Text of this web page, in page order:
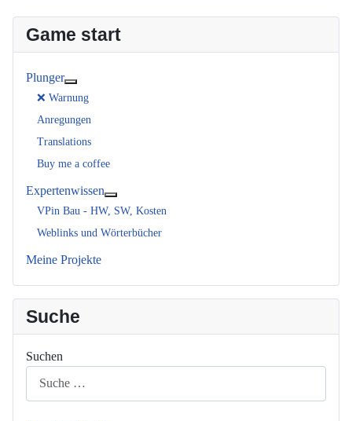
Game start
Plunger
❌ Warnung
Anregungen
Translations
Buy me a coffee
Expertenwissen
VPin Bau - HW, SW, Kosten
Weblinks und Wörterbücher
Meine Projekte
Suche
Suchen